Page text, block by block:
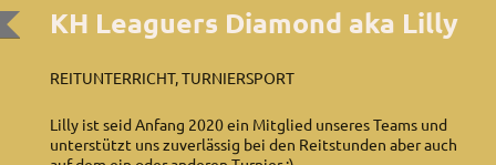
KH Leaguers Diamond aka Lilly
REITUNTERRICHT, TURNIERSPORT
Lilly ist seid Anfang 2020 ein Mitglied unseres Teams und
unterstützt uns zuverlässig bei den Reitstunden aber auch